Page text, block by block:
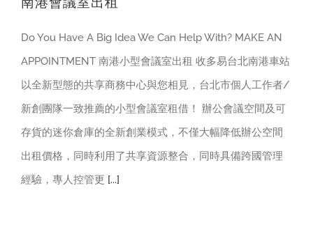
Do You Have A Big Idea We Can Help With? MAKE AN
APPOINTMENT 南港小型會議室出租 收多易台北南港車站
以全新型態的共享商務中心與您相見，台北市個人工作者/
新創團隊一致推薦的小型會議室租借！ 辦公會議空間及可
存貨的迷你倉庫的全新創業模式，不僅大幅降低辦公空間
出租價格，同時利用了共享資源整合，同時具備跨國管理
經驗，專人控管更 [...]